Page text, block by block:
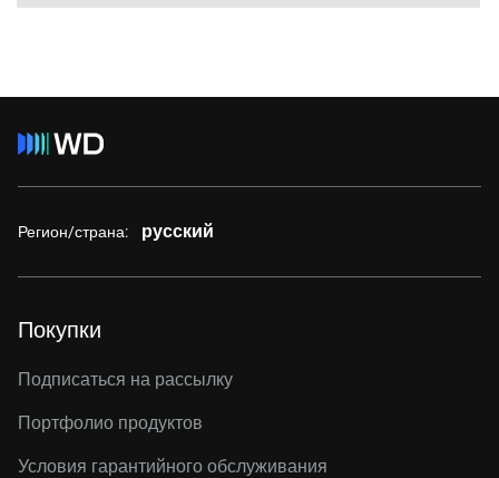
Регион/страна: русский
Покупки
Подписаться на рассылку
Портфолио продуктов
Условия гарантийного обслуживания